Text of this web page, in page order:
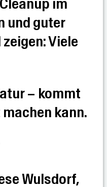
im
und guter
Viele
– kommt
kann.
Wulsdorf,